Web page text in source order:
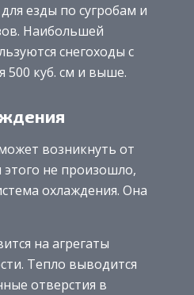
езды по сугробам и
Наибольшей
снегоходы с
500 куб. см и выше.
возникнуть от
этого не произошло,
охлаждения. Она
на агрегаты
Тепло выводится
отверстия в